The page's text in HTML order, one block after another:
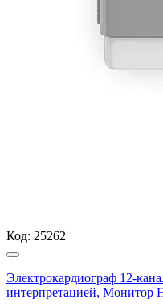
Код: 25262
Электрокардиограф 12-
интерпретацией,